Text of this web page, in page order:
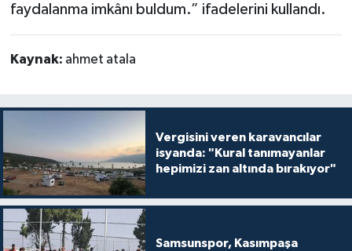
faydalanma imkânı buldum.” ifadelerini kullandı.
Kaynak: ahmet atala
Vergisini veren karavancılar
isyanda: "Kural tanımayanlar
hepimizi zan altında bırakıyor"
Samsunspor, Kasımpaşa